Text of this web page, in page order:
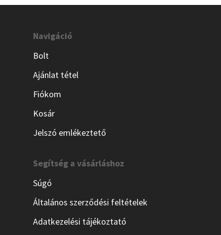
Navigáció
Bolt
Ajánlat tétel
Fiókom
Kosár
Jelszó emlékeztető
Segítség a vásárláshoz
Súgó
Általános szerződési feltételek
Adatkezelési tájékoztató